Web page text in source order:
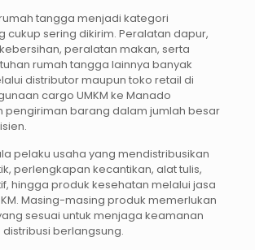
tangga menjadi kategori
cukup sering dikirim. Peralatan dapur,
peralatan makan, serta
rumah tangga lainnya banyak
distributor maupun toko retail di
cargo UMKM ke Manado
pengiriman barang dalam jumlah besar
pelaku usaha yang mendistribusikan
perlengkapan kecantikan, alat tulis,
hingga produk kesehatan melalui jasa
Masing-masing produk memerlukan
sesuai untuk menjaga keamanan
berlangsung.